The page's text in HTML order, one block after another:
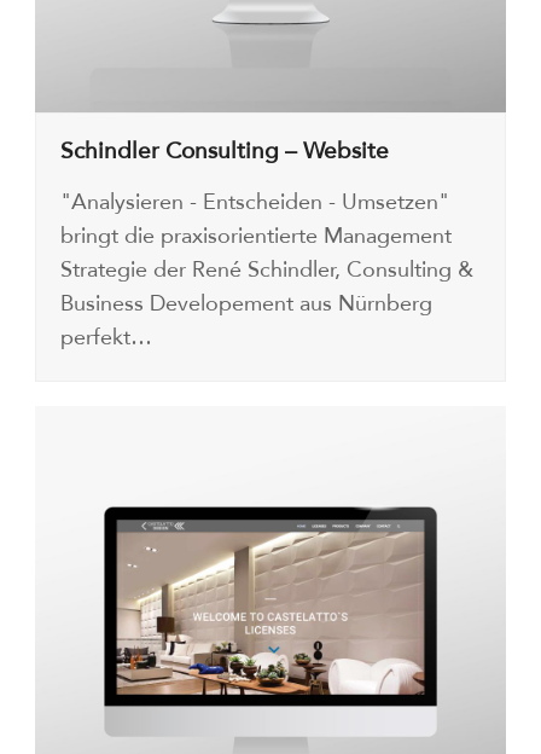
Schindler Consulting – Website
"Analysieren - Entscheiden - Umsetzen"
bringt die praxisorientierte Management
Strategie der René Schindler, Consulting &
Business Developement aus Nürnberg
perfekt…